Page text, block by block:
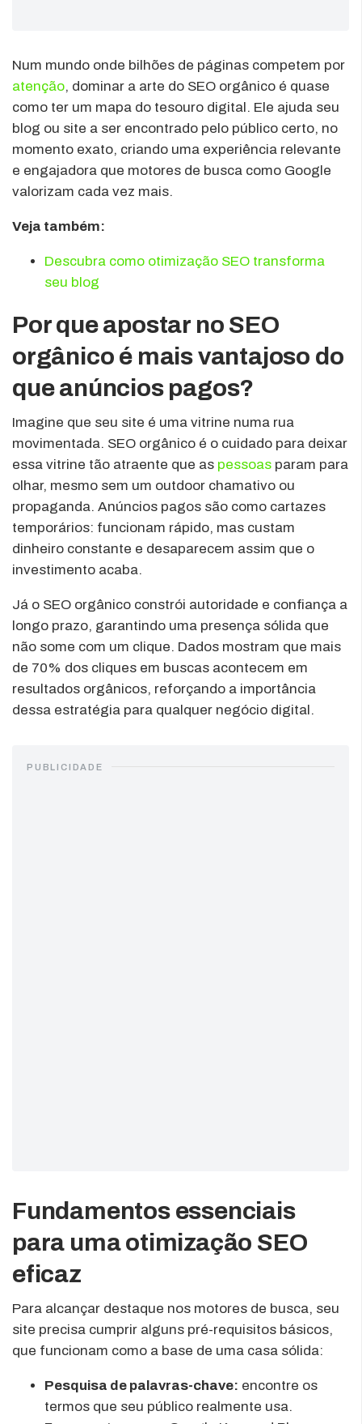
Num mundo onde bilhões de páginas competem por
atenção, dominar a arte do SEO orgânico é quase
como ter um mapa do tesouro digital. Ele ajuda seu
blog ou site a ser encontrado pelo público certo, no
momento exato, criando uma experiência relevante
e engajadora que motores de busca como Google
valorizam cada vez mais.
Veja também:
Descubra como otimização SEO transforma
seu blog
Por que apostar no SEO
orgânico é mais vantajoso do
que anúncios pagos?
Imagine que seu site é uma vitrine numa rua
movimentada. SEO orgânico é o cuidado para deixar
essa vitrine tão atraente que as pessoas param para
olhar, mesmo sem um outdoor chamativo ou
propaganda. Anúncios pagos são como cartazes
temporários: funcionam rápido, mas custam
dinheiro constante e desaparecem assim que o
investimento acaba.
Já o SEO orgânico constrói autoridade e confiança a
longo prazo, garantindo uma presença sólida que
não some com um clique. Dados mostram que mais
de 70% dos cliques em buscas acontecem em
resultados orgânicos, reforçando a importância
dessa estratégia para qualquer negócio digital.
PUBLICIDADE
Fundamentos essenciais
para uma otimização SEO
eficaz
Para alcançar destaque nos motores de busca, seu
site precisa cumprir alguns pré-requisitos básicos,
que funcionam como a base de uma casa sólida:
Pesquisa de palavras-chave: encontre os
termos que seu público realmente usa.